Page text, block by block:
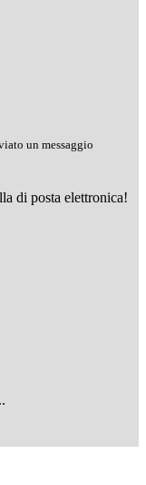
un messaggio
di posta elettronica!